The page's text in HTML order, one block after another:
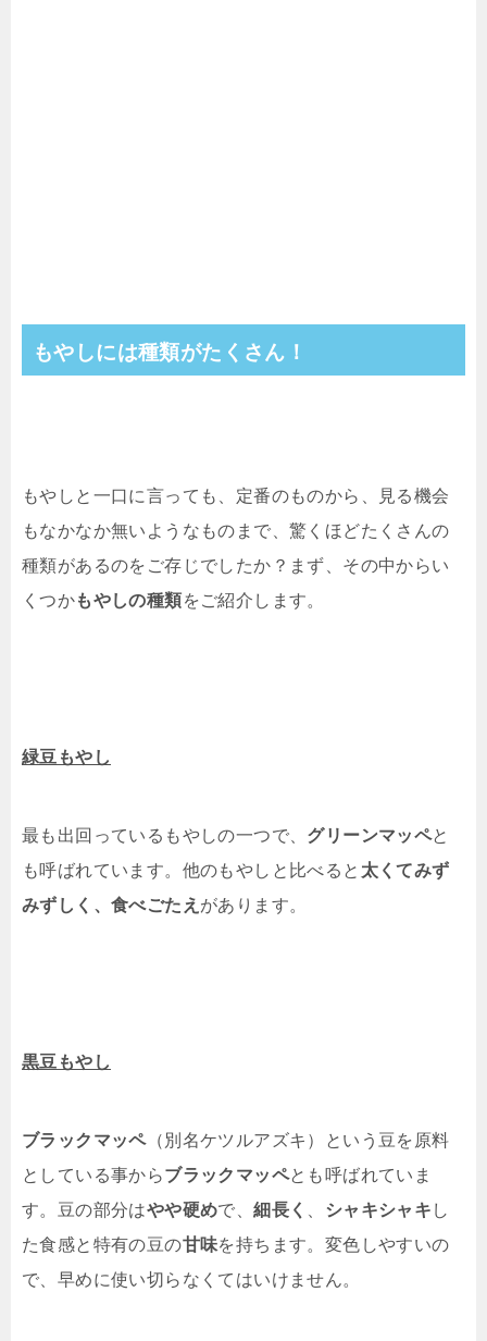
もやしには種類がたくさん！
もやしと一口に言っても、定番のものから、見る機会
もなかなか無いようなものまで、驚くほどたくさんの
種類があるのをご存じでしたか？まず、その中からい
くつかもやしの種類をご紹介します。
緑豆もやし
最も出回っているもやしの一つで、 グリーンマッペと
も呼ばれています。他のもやしと比べると 太くてみず
みずしく、食べごたえ があります。
黒豆もやし
ブラックマッペ（別名ケツルアズキ）という豆を原料
としている事からブラックマッペとも呼ばれていま
す。豆の部分はやや硬めで、細長く シャキシャキ し
た食感と特有の豆の甘味を持ちます。変色しやすいの
で、早めに使い切らなくてはいけません。